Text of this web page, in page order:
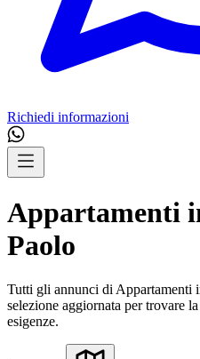
Richiedi informazioni
Appartamenti
Paolo
Tutti gli annunci di Appartamenti
selezione aggiornata per trovare
esigenze.